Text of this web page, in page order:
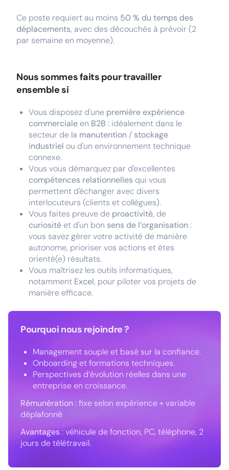
Ce poste requiert au moins 50 % du temps des
déplacements, avec des découchés à prévoir (2
par semaine en moyenne).
Nous sommes faits pour travailler
ensemble si
Vous disposez d'une première expérience
commerciale en B2B : idéalement dans le
secteur de la manutention / stockage
industriel ou d'un environnement technique
connexe.
Vous vous démarquez par d'excellentes
compétences relationnelles qui vous
permettent d'échanger avec divers
interlocuteurs (clients et collègues).
Vous faites preuve de proactivité, de
curiosité et d'un bon sens de l’organisation:
vous savez gérer votre activité de manière
autonome, prioriser vos actions et êtes
orienté(e) résultats.
Vous maîtrisez les outils informatiques,
notamment Excel, pour piloter vos projets de
manière efficace.
Pourquoi nous rejoindre ?
Management souple et basé sur la confiance.
Onboarding et formations techniques.
Perspectives d’évolution réelles dans une
entreprise en croissance.
Rémunération: fixe selon expérience + variable
déplafonné
Avantages: véhicule de fonction, PC, téléphone, 2
jours de télétravail.